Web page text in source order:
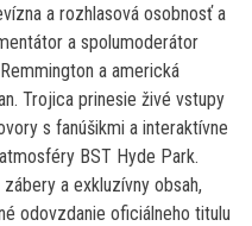
a rozhlasová osobnosť a
a spolumoderátor
a americká
Trojica prinesie živé vstupy
s fanúšikmi a interaktívne
BST Hyde Park.
a exkluzívny obsah,
odovzdanie oficiálneho titulu